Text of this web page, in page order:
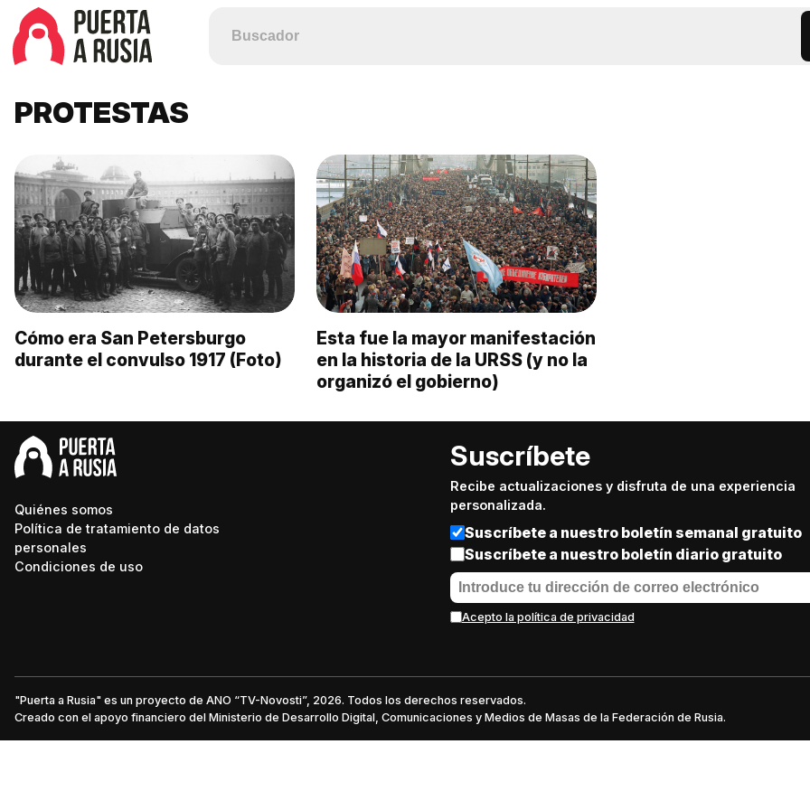
PROTESTAS
Cómo era San Petersburgo
durante el convulso 1917 (Foto)
Esta fue la mayor manifestación
en la historia de la URSS (y no la
organizó el gobierno)
Quiénes somos
Política de tratamiento de datos
personales
Condiciones de uso
Suscríbete
Recibe actualizaciones y disfruta de una experiencia
personalizada.
Suscríbete a nuestro boletín semanal gratuito
Suscríbete a nuestro boletín diario gratuito
Acepto la política de privacidad
"Puerta a Rusia" es un proyecto de ANO “TV-Novosti”, 2026. Todos los derechos reservados.
Creado con el apoyo financiero del Ministerio de Desarrollo Digital, Comunicaciones y Medios de Masas de la Federación de Rusia.